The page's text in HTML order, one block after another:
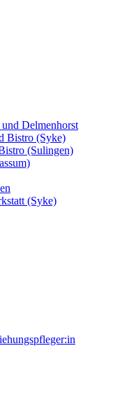
Delmenhorst
Bistro (Syke)
(Sulingen)
(Syke)